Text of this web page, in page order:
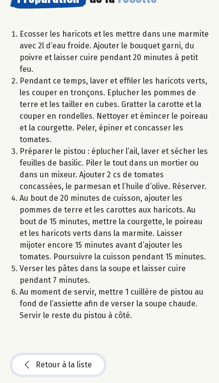
Ecosser les haricots et les mettre dans une marmite
avec 2l d’eau froide. Ajouter le bouquet garni, du
poivre et laisser cuire pendant 20 minutes à petit
feu.
Pendant ce temps, laver et effiler les haricots verts,
les couper en tronçons. Eplucher les pommes de
terre et les tailler en cubes. Gratter la carotte et la
couper en rondelles. Nettoyer et émincer le poireau
et la courgette. Peler, épiner et concasser les
tomates.
Préparer le pistou : éplucher l’ail, laver et sécher les
feuilles de basilic. Piler le tout dans un mortier ou
dans un mixeur. Ajouter 2 cs de tomates
concassées, le parmesan et l’huile d’olive. Réserver.
Au bout de 20 minutes de cuisson, ajouter les
pommes de terre et les carottes aux haricots. Au
bout de 15 minutes, mettre la courgette, le poireau
et les haricots verts dans la marmite. Laisser
mijoter encore 15 minutes avant d’ajouter les
tomates. Poursuivre la cuisson pendant 15 minutes.
Verser les pâtes dans la soupe et laisser cuire
pendant 7 minutes.
Au moment de servir, mettre 1 cuillère de pistou au
fond de l’assiette afin de verser la soupe chaude.
Servir le reste du pistou à côté.
Retour à la liste